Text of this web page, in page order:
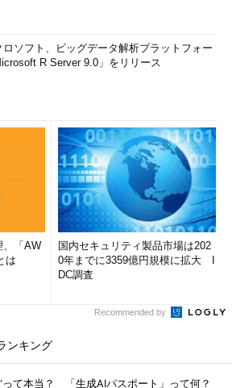
ロソフト、ビッグデータ解析プラットフォー
R Server 9.0」をリリース
、「AW
は
国内セキュリティ製品市場は202
0年までに3359億円規模に拡大 I
DC調査
Recommended by
ンキング
って本当？ 「生成AIパスポート」って何？